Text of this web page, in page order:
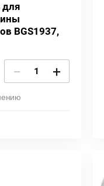
для
BGS1937,
− +